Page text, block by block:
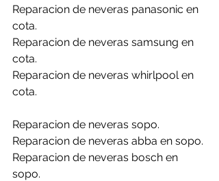
Reparacion de neveras panasonic en
cota.
Reparacion de neveras samsung en
cota.
Reparacion de neveras whirlpool en
cota.
Reparacion de neveras sopo.
Reparacion de neveras abba en sopo.
Reparacion de neveras bosch en
sopo.